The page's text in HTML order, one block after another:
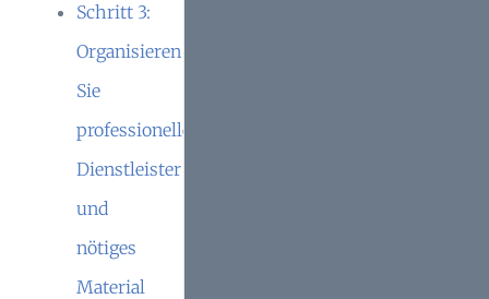
Schritt 3:
Organisieren
Sie
professionelle
Dienstleister
und
nötiges
Material